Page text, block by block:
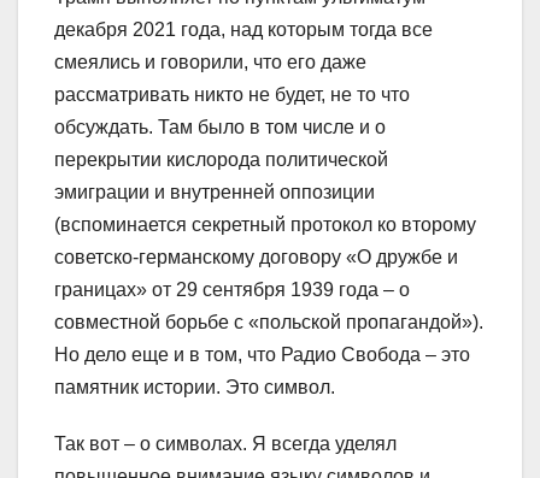
декабря 2021 года, над которым тогда все
смеялись и говорили, что его даже
рассматривать никто не будет, не то что
обсуждать. Там было в том числе и о
перекрытии кислорода политической
эмиграции и внутренней оппозиции
(вспоминается секретный протокол ко второму
советско-германскому договору «О дружбе и
границах» от 29 сентября 1939 года – о
совместной борьбе с «польской пропагандой»).
Но дело еще и в том, что Радио Свобода – это
памятник истории. Это символ.
Так вот – о символах. Я всегда уделял